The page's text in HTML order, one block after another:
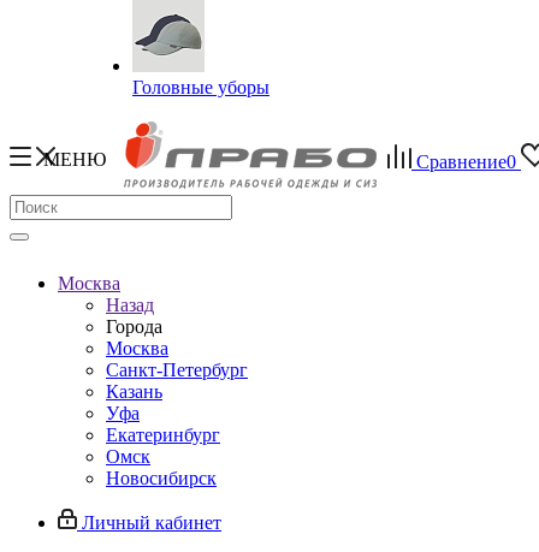
Головные уборы
МЕНЮ Сравнение0
Москва
Назад
Города
Москва
Санкт-Петербург
Казань
Уфа
Екатеринбург
Омск
Новосибирск
Личный кабинет